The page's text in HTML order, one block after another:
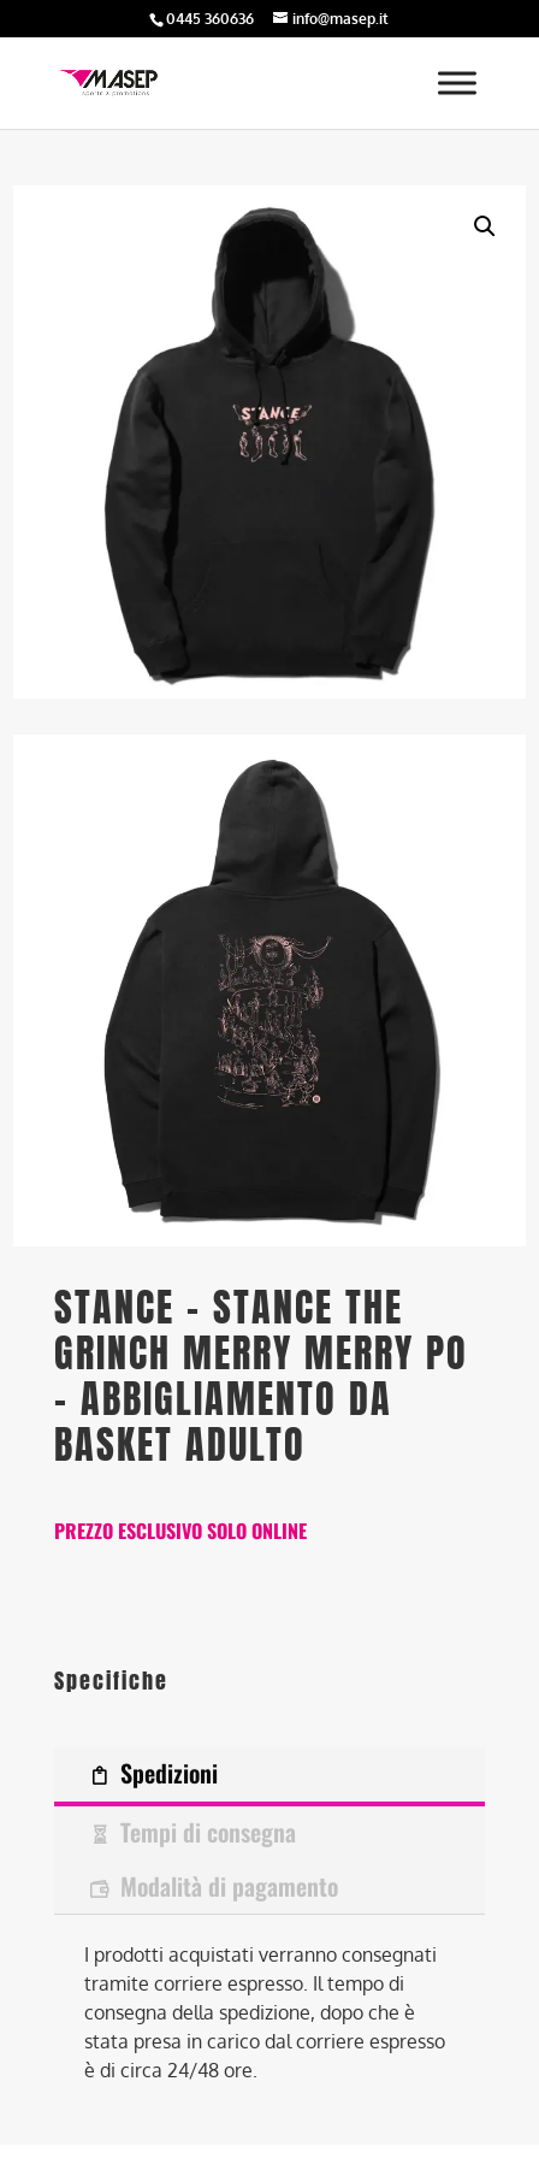
0445 360636 info@masep.it
STANCE – STANCE THE
GRINCH MERRY MERRY PO
– ABBIGLIAMENTO DA
BASKET ADULTO
PREZZO ESCLUSIVO SOLO ONLINE
Specifiche
Spedizioni
Tempi di consegna
Modalità di pagamento
I prodotti acquistati verranno consegnati
tramite corriere espresso. Il tempo di
consegna della spedizione, dopo che è
stata presa in carico dal corriere espresso
è di circa 24/48 ore.